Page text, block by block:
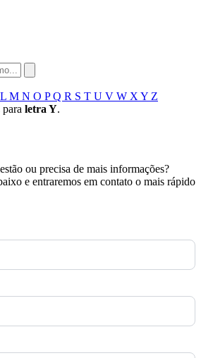
L M N O PQ R S T U V W X Y Z
letra Y.
ou precisa de mais informações?
e entraremos em contato o mais rápido